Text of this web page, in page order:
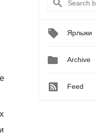
Ярлыки
 Archive
Feed